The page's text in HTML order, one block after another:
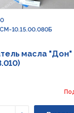
10.15.00.080Б
масла "Дон"